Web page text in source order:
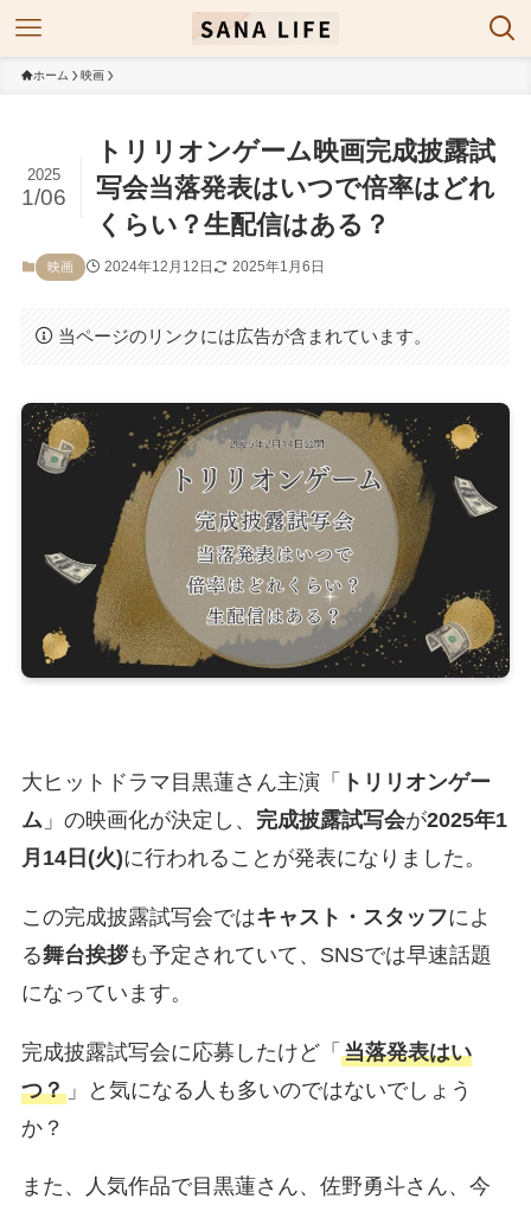
ホーム 映画
トリリオンゲーム映画完成披露試
写会当落発表はいつで倍率はどれ
くらい？生配信はある？
2025
1/06
映画 2024年12月12日 2025年1月6日
当ページのリンクには広告が含まれています。
大ヒットドラマ目黒蓮さん主演「
トリリオンゲー
ム 」の映画化が決定し、 完成披露試写会が2025年1
月14日(火)に行われることが発表になりました。
この完成披露試写会ではキャスト・スタッフによ
る舞台挨拶も予定されていて、SNSでは早速話題
になっています。
完成披露試写会に応募したけど「 当落発表はい
つ？」と気になる人も多いのではないでしょう
か？
また、人気作品で目黒蓮さん、佐野勇斗さん、今